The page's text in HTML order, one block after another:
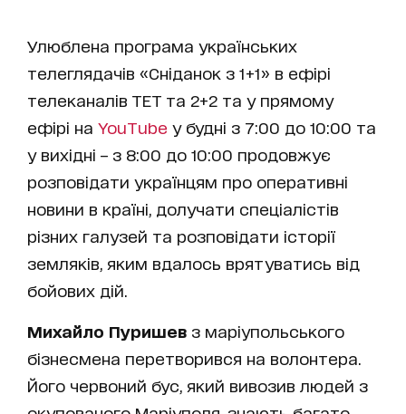
Улюблена програма українських
телеглядачів «Сніданок з 1+1» в ефірі
телеканалів ТЕТ та 2+2 та у прямому
ефірі на YouTube у будні з 7:00 до 10:00 та
у вихідні – з 8:00 до 10:00 продовжує
розповідати українцям про оперативні
новини в країні, долучати спеціалістів
різних галузей та розповідати історії
земляків, яким вдалось врятуватись від
бойових дій.
Михайло Пуришев з маріупольського
бізнесмена перетворився на волонтера.
Його червоний бус, який вивозив людей з